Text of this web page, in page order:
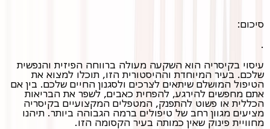
סיכום:
עיסוי בקיסריה הוא השקעה מעולה ברווחה הפיזית והנפשית
שלכם. בעיר המיוחדת וההיסטורית הזו, תוכלו למצוא את
הטיפול המושלם שיתאים לצרכים ולסגנון החיים שלכם. בין אם
אתם מחפשים להירגע, להפחית כאבים, לשפר את הבריאות
הכללית או פשוט להתפנק, המטפלים המקצועיים בקיסריה
מציעים מגוון רחב של טיפולים ברמה הגבוהה ביותר. תיהנו
מחוויית פינוק שאין כמותה בעיר הקסומה הזו.